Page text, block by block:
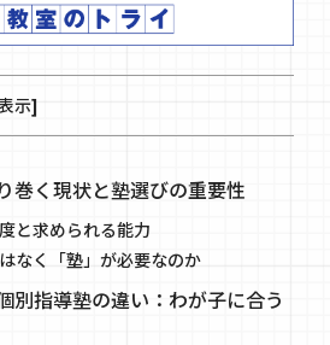
示]
巻く現状と塾選びの重要性
と求められる能力
なく「塾」が必要なのか
別指導塾の違い：わが子に合う